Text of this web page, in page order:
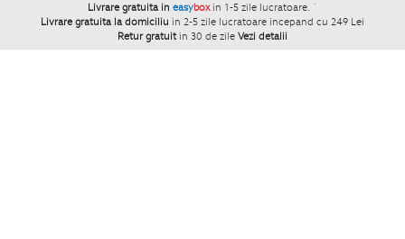
Livrare gratuita in easybox in 1-5 zile lucratoare. `
Livrare gratuita la domiciliu in 2-5 zile lucratoare incepand cu 249 Lei
Retur gratuit in 30 de zile Vezi detalii